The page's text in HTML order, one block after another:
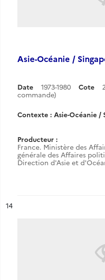
Asie-Océanie /
Date 1973-1980 Cote
commande)
Contexte : Asie-Océanie /
Producteur :
France. Ministère des
générale des Affaires
Direction d'Asie et
n°
14